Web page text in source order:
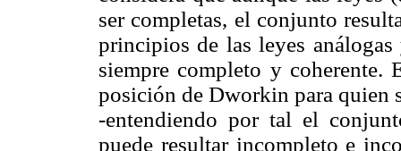
ser completas, el conjunto
principios de las leyes
siempre completo y coherente.
posición de Dworkin para quien
-entendiendo por tal el
puede resultar incompleto e